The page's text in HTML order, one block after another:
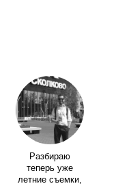
Разбираю
теперь уже
летние съемки,